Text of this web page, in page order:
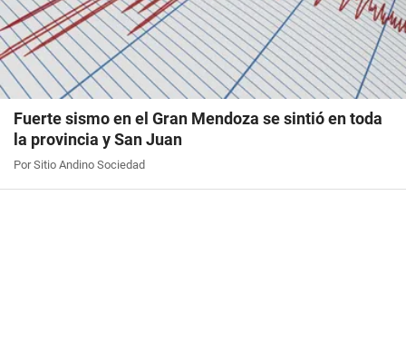
Fuerte sismo en el Gran Mendoza se sintió en toda
la provincia y San Juan
Por Sitio Andino Sociedad